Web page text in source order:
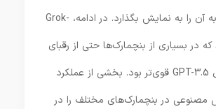
عملکردی مشابه آن را به نمایش بگذارد. در ادامه، Grok-
که در بسیاری از بنچمارک‌ها حتی از رقبای
قدرتمندی مثل GPT-3.5 قوی‌تر بود. بخشی از عملکرد
در بنچمارک‌های مختلف را در